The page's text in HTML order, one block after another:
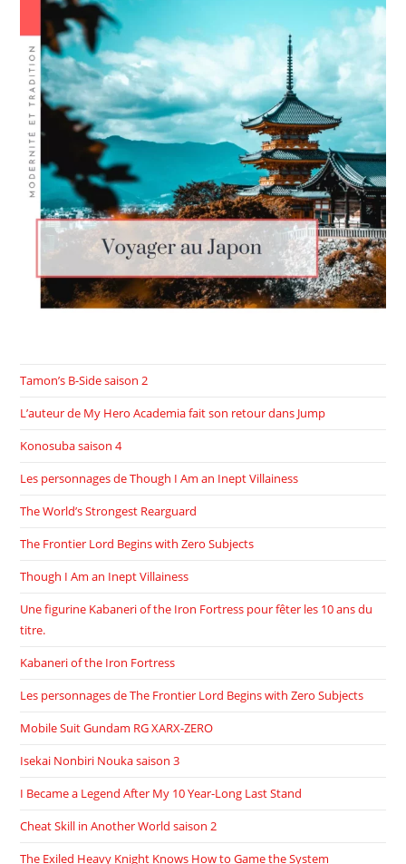
Tamon’s B-Side saison 2
L’auteur de My Hero Academia fait son retour dans Jump
Konosuba saison 4
Les personnages de Though I Am an Inept Villainess
The World’s Strongest Rearguard
The Frontier Lord Begins with Zero Subjects
Though I Am an Inept Villainess
Une figurine Kabaneri of the Iron Fortress pour fêter les 10 ans du
titre.
Kabaneri of the Iron Fortress
Les personnages de The Frontier Lord Begins with Zero Subjects
Mobile Suit Gundam RG XARX-ZERO
Isekai Nonbiri Nouka saison 3
I Became a Legend After My 10 Year-Long Last Stand
Cheat Skill in Another World saison 2
The Exiled Heavy Knight Knows How to Game the System